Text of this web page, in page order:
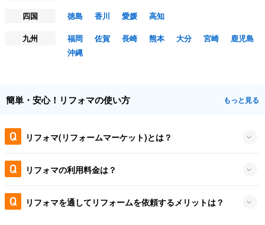
四国
徳島 香川 愛媛
高知
九州
福岡 佐賀 長崎 熊本 大分 宮崎
鹿児島
沖縄
簡単・安心！リフォマの使い方 もっと見る
リフォマ(リフォームマーケット)とは？
リフォマの利用料金は？
リフォマを通してリフォームを依頼するメリットは？